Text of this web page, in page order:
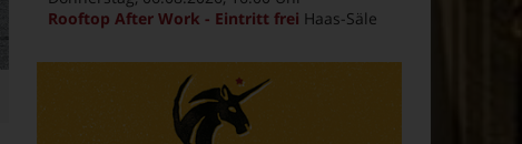
Rooftop After Work - Eintritt frei Haas-Säle